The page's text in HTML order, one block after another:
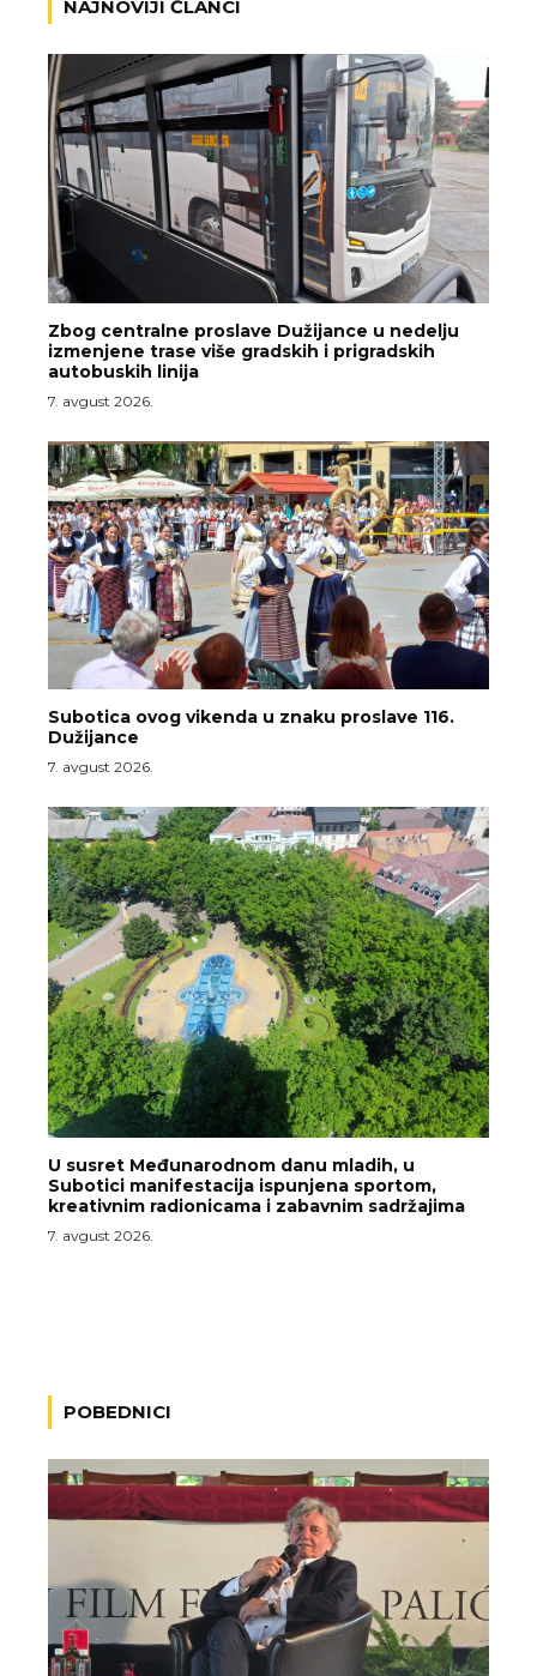
NAJNOVIJI ČLANCI
Zbog centralne proslave Dužijance u nedelju
izmenjene trase više gradskih i prigradskih
autobuskih linija
7. avgust 2026.
Subotica ovog vikenda u znaku proslave 116.
Dužijance
7. avgust 2026.
U susret Međunarodnom danu mladih, u
Subotici manifestacija ispunjena sportom,
kreativnim radionicama i zabavnim sadržajima
7. avgust 2026.
POBEDNICI